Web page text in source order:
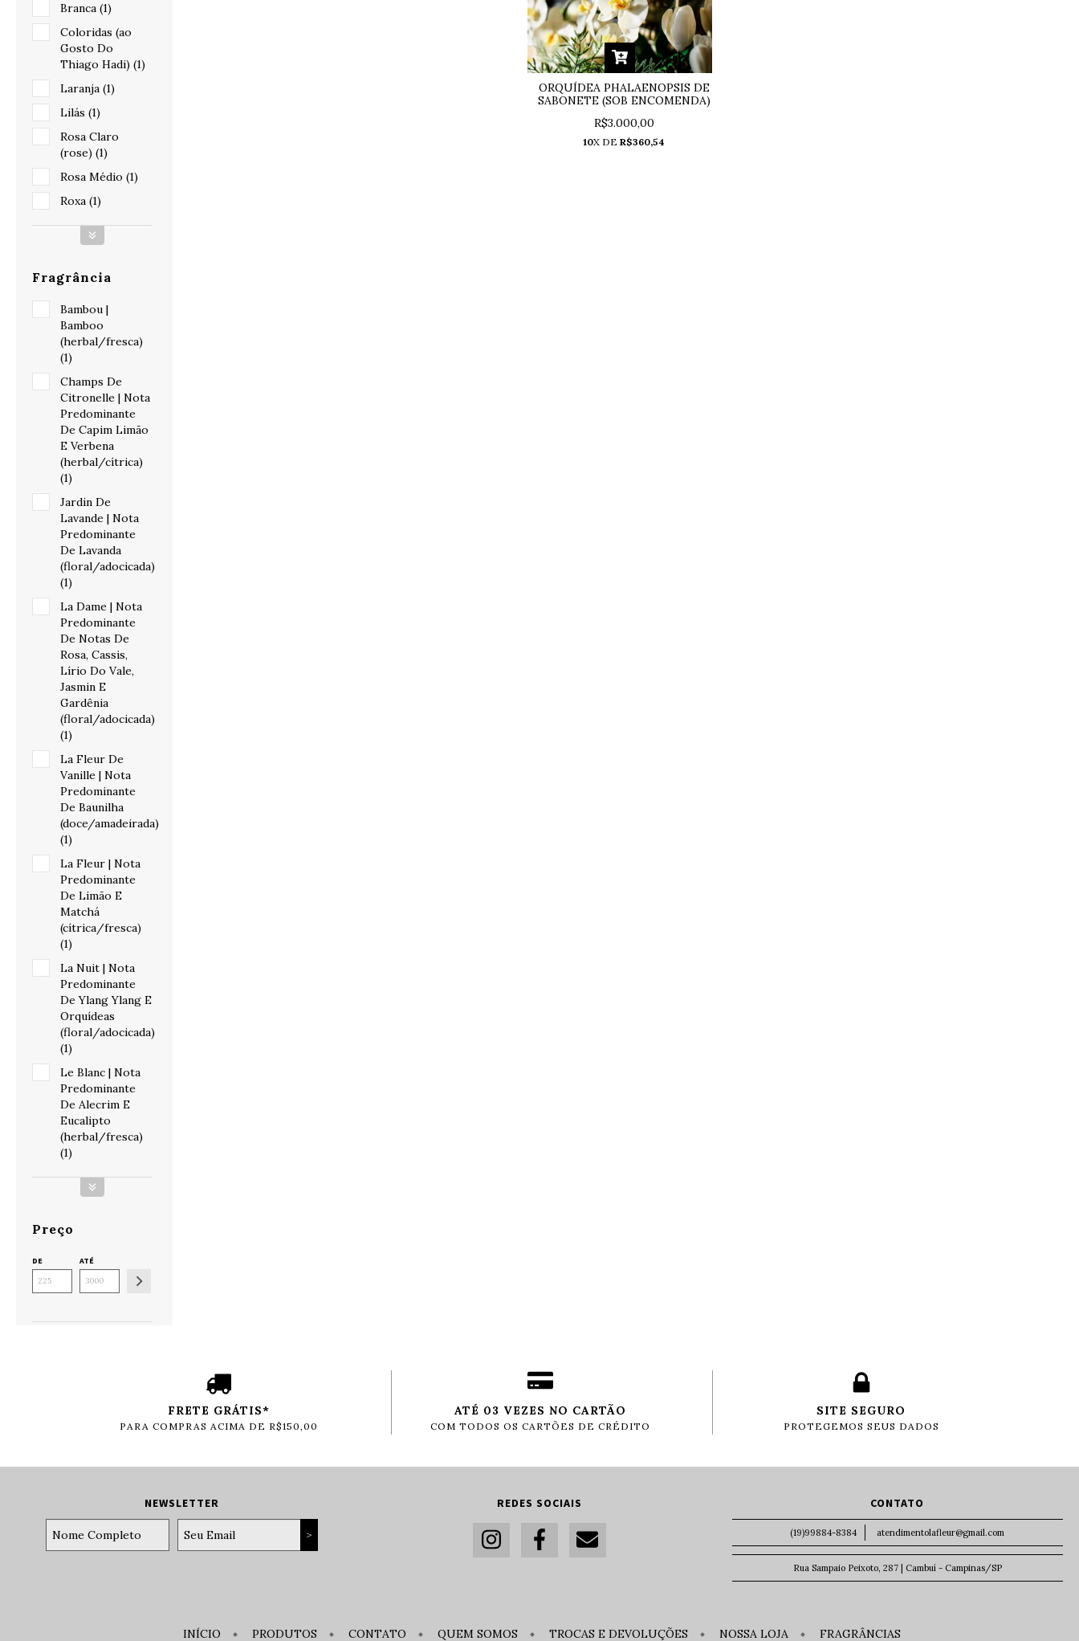
Branca (1)
Coloridas (ao
Gosto Do
Thiago Hadi) (1)
Laranja (1)
Lilás (1)
Rosa Claro
(rose) (1)
Rosa Médio (1)
Roxa (1)
Fragrância
Bambou |
Bamboo
(herbal/fresca)
(1)
Champs De
Citronelle | Nota
Predominante
De Capim Limão
E Verbena
(herbal/cítrica)
(1)
Jardin De
Lavande | Nota
Predominante
De Lavanda
(floral/adocicada)
(1)
La Dame | Nota
Predominante
De Notas De
Rosa, Cassis,
Lírio Do Vale,
Jasmin E
Gardênia
(floral/adocicada)
(1)
La Fleur De
Vanille | Nota
Predominante
De Baunilha
(doce/amadeirada)
(1)
La Fleur | Nota
Predominante
De Limão E
Matchá
(cítrica/fresca)
(1)
La Nuit | Nota
Predominante
De Ylang Ylang E
Orquídeas
(floral/adocicada)
(1)
Le Blanc | Nota
Predominante
De Alecrim E
Eucalipto
(herbal/fresca)
(1)
Preço
DE ATÉ
ORQUÍDEA PHALAENOPSIS DE
SABONETE (SOB ENCOMENDA)
R$3.000,00
10X DER$360,54
FRETE GRÁTIS*
PARA COMPRAS ACIMA DE R$150,00
ATÉ 03 VEZES NO CARTÃO
COM TODOS OS CARTÕES DE CRÉDITO
SITE SEGURO
PROTEGEMOS SEUS DADOS
NEWSLETTER REDES SOCIAIS CONTATO
(19)99884-8384 atendimentolafleur@gmail.com
Rua Sampaio Peixoto, 287 | Cambuí - Campinas/SP
INÍCIO PRODUTOS CONTATO QUEM SOMOS TROCAS E DEVOLUÇÕES NOSSA LOJA FRAGRÂNCIAS